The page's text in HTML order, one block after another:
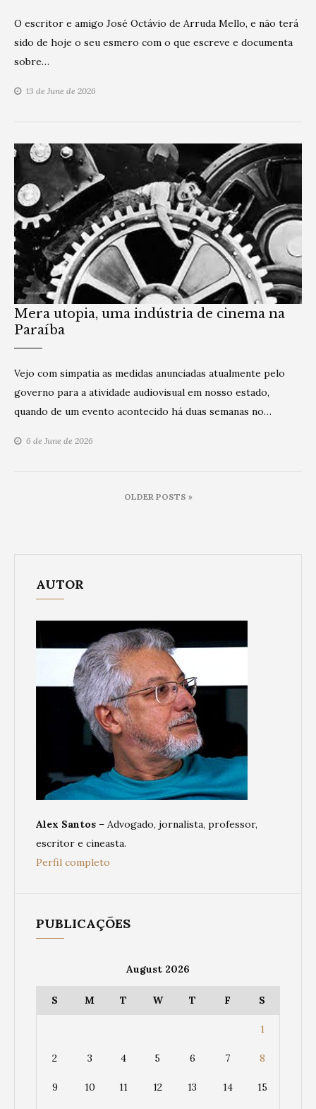
O escritor e amigo José Octávio de Arruda Mello, e não terá
sido de hoje o seu esmero com o que escreve e documenta
sobre…
13 de June de 2026
Mera utopia, uma indústria de cinema na
Paraíba
Vejo com simpatia as medidas anunciadas atualmente pelo
governo para a atividade audiovisual em nosso estado,
quando de um evento acontecido há duas semanas no…
6 de June de 2026
navigationOLDER POSTS »
AUTOR
Alex Santos – Advogado, jornalista, professor,
escritor e cineasta.
Perfil completo
PUBLICAÇÕES
August 2026
S M T W T F S
1
2 3 4 5 6 7 8
9 10 11 12 13 14 15